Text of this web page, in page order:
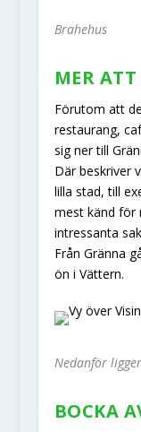
Brahehus
MER
Förutom att
restaurang,
sig ner till
Där beskriver
lilla stad, till
mest känd för
intressanta
Från Gränna
ön i Vättern.
Nedanför
BOCKA